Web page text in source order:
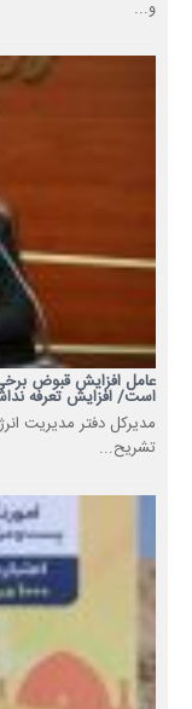
و...
عامل افزایش قبوض
است/ افزایش تعرفه
مدیرکل دفتر مدیریت
تشریح...